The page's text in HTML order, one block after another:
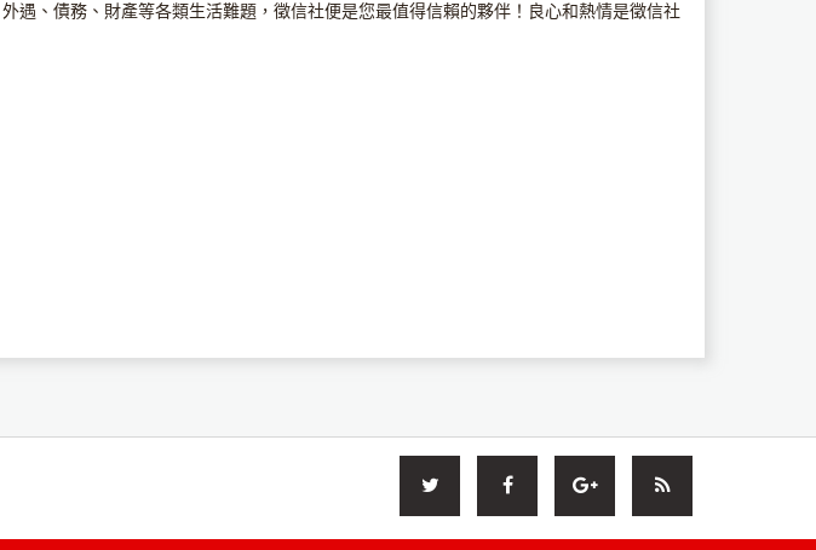
遇、債務、財產等各類生活難題，徵信社便是您最值得信賴的夥伴！良心和熱情是徵信社